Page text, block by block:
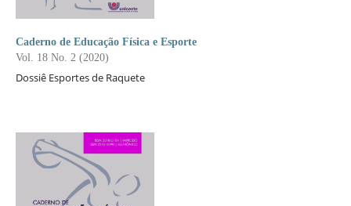
Caderno de Educação Física e Esporte
Vol. 18 No. 2 (2020)
Dossiê Esportes de Raquete